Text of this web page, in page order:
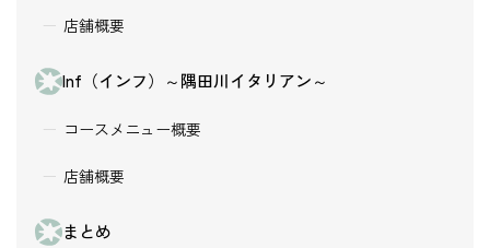
店舗概要
Inf（インフ）～隅田川イタリアン～
コースメニュー概要
店舗概要
まとめ